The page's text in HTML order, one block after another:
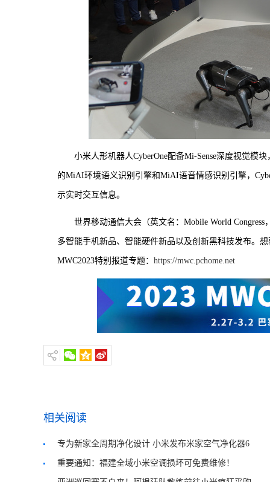
小米人形机器人CyberOne配备Mi-Sense深度视觉模
的MiAI环境语义识别引擎和MiAI语音情感识别引擎，
示实时交互信息。
世界移动通信大会（英文名：Mobile World
多智能手机新品、智能硬件新品以及创新黑科技发布。
MWC2023特别报道专题： https://mwc.pchome.net
相关阅读
专为新家全周期净化设计 小米发布米家空气净化器6
Max重要通知：福建全域小米空调损坏可免费维修！